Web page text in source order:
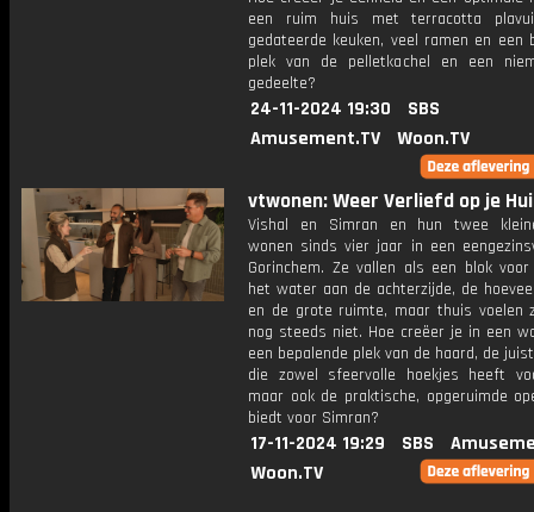
een ruim huis met terracotta
gedateerde keuken, veel ramen en een
plek van de pelletkachel en een
gedeelte?
24-11-2024 19:30
SBS
Amusement.TV
Woon.TV
vtwonen: Weer Verliefd op je
Vishal en Simran en hun twee
wonen sinds vier jaar in een
Gorinchem. Ze vallen als een blok
het water aan de achterzijde, de
en de grote ruimte, maar thuis voelen
nog steeds niet. Hoe creëer je in een
een bepalende plek van de haard, de
die zowel sfeervolle hoekjes heeft
maar ook de praktische, opgeruimde
biedt voor Simran?
17-11-2024 19:29 SBS
Woon.TV